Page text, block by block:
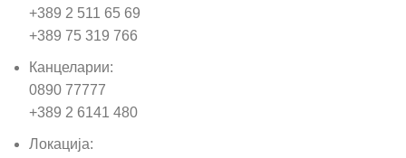
+389 2 511 65 69
+389 75 319 766
Канцеларии:
0890 77777
+389 2 6141 480
Локација: